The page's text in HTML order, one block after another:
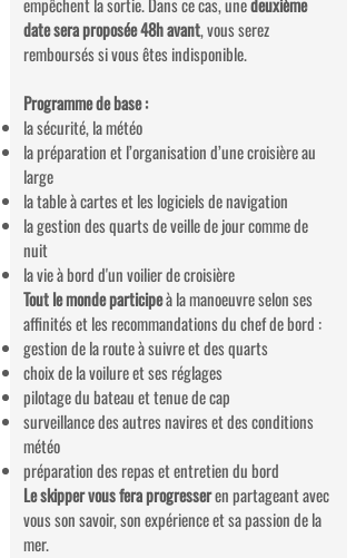
date sera proposée 48h avant, vous serez
remboursés si vous êtes indisponible.
Programme de base :
la sécurité, la météo
la préparation et l’organisation d’une croisière au
large
la table à cartes et les logiciels de navigation
la gestion des quarts de veille de jour comme de
nuit
la vie à bord d'un voilier de croisière
Tout le monde participeà la manoeuvre selon ses
affinités et les recommandations du chef de bord :
gestion de la route à suivre et des quarts
choix de la voilure et ses réglages
pilotage du bateau et tenue de cap
surveillance des autres navires et des conditions
météo
préparation des repas et entretien du bord
Le skipper vous fera progresseren partageant avec
vous son savoir, son expérience et sa passion de la
mer.